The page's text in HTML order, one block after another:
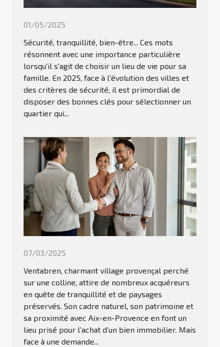
01/05/2025
Sécurité, tranquillité, bien-être... Ces mots
résonnent avec une importance particulière
lorsqu'il s'agit de choisir un lieu de vie pour sa
famille. En 2025, face à l'évolution des villes et
des critères de sécurité, il est primordial de
disposer des bonnes clés pour sélectionner un
quartier qui...
07/03/2025
Ventabren, charmant village provençal perché
sur une colline, attire de nombreux acquéreurs
en quête de tranquillité et de paysages
préservés. Son cadre naturel, son patrimoine et
sa proximité avec Aix-en-Provence en font un
lieu prisé pour l’achat d’un bien immobilier. Mais
face à une demande...